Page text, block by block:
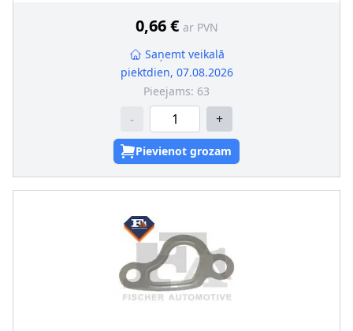
0,66 € ar PVN
Saņemt veikalā
piektdien, 07.08.2026
Pieejams: 63
- +
Pievienot grozam